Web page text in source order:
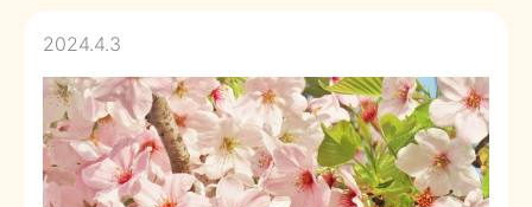
2024.4.3